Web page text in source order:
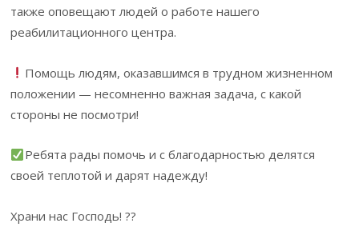
также оповещают людей о работе нашего
реабилитационного центра.
Помощь людям, оказавшимся в трудном жизненном
положении — несомненно важная задача, с какой
стороны не посмотри!
Ребята рады помочь и с благодарностью делятся
своей теплотой и дарят надежду!
Храни нас Господь! ??